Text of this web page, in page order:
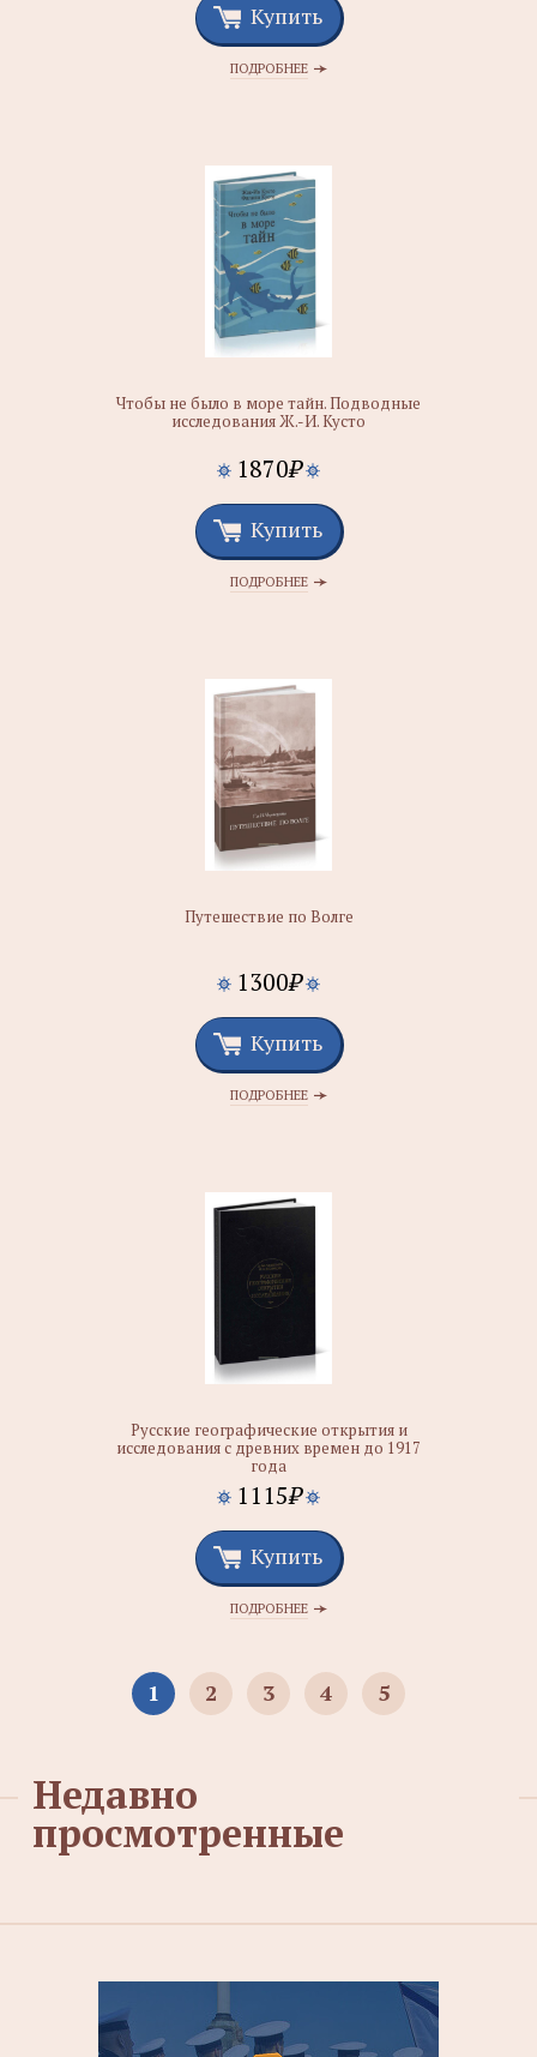
Купить
ПОДРОБНЕЕ
Чтобы не было в море тайн. Подводные
исследования Ж.-И. Кусто
1870₽
Купить
ПОДРОБНЕЕ
Путешествие по Волге
1300₽
Купить
ПОДРОБНЕЕ
Русские географические открытия и
исследования с древних времен до 1917
года
1115₽
Купить
ПОДРОБНЕЕ
1 2 3 4 5
Недавно
просмотренные